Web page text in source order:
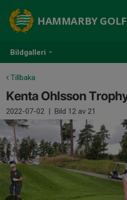
Bildgalleri
HAMMARBY GOLF
Tillbaka
Kenta Ohlsson
2022-07-02 | Bild 12 av 21